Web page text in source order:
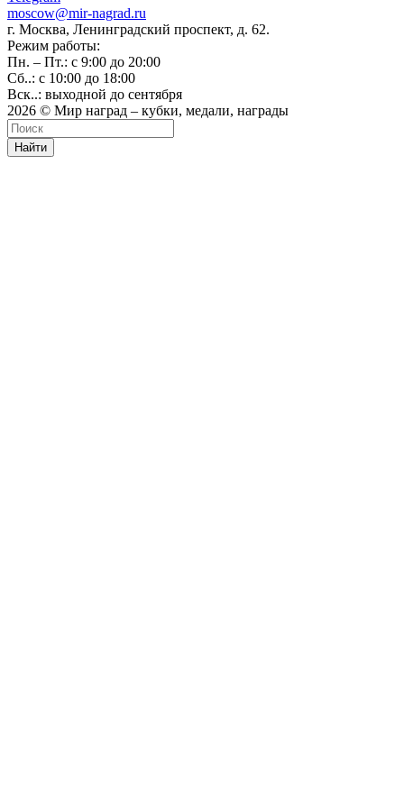
moscow@mir-nagrad.ru
г. Москва, Ленинградский проспект, д. 62.
Режим работы:
Пн. – Пт.: с 9:00 до 20:00
Сб..: с 10:00 до 18:00
Вск..: выходной до сентября
2026 © Мир наград – кубки, медали, награды
Найти